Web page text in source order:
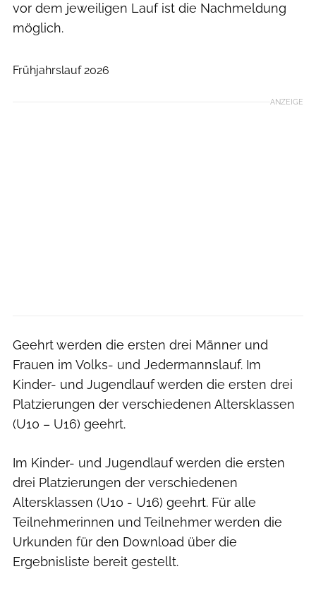
vor dem jeweiligen Lauf ist die Nachmeldung
möglich.
Frühjahrslauf 2026
ANZEIGE
Geehrt werden die ersten drei Männer und
Frauen im Volks- und Jedermannslauf. Im
Kinder- und Jugendlauf werden die ersten drei
Platzierungen der verschiedenen Altersklassen
(U10 – U16) geehrt.
Im Kinder- und Jugendlauf werden die ersten
drei Platzierungen der verschiedenen
Altersklassen (U10 - U16) geehrt. Für alle
Teilnehmerinnen und Teilnehmer werden die
Urkunden für den Download über die
Ergebnisliste bereit gestellt.